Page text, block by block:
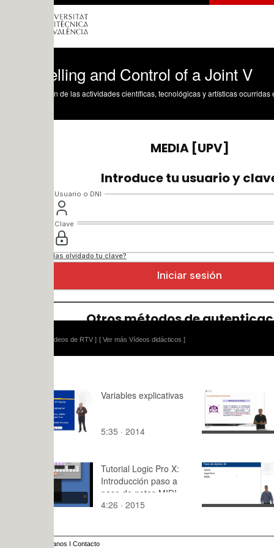
and Control of a Joint V
de las actividades científicas, tecnológicas y artísticas ocurridas en los tres
[ Ver más Vídeos didácticos ]
Variables explicativas
5:35 · 2014
10:51 ·
Tutorial Logic Pro X:
Introducción paso a
paso de notas MIDI
4:26 · 2015
Creación
de sólidos
autocad:
pirmide,
11:35 ·